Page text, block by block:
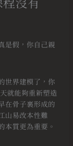
是假，你自己親
世界建模了，你
就能夠重新塑造
在骨子裏形成的
山易改本性難
本質更為重要。